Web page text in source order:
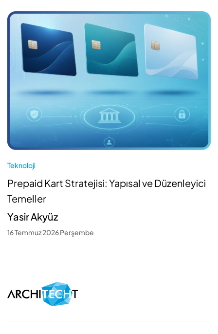
Teknoloji
Prepaid Kart Stratejisi: Yapısal ve Düzenleyici
Temeller
Yasir Akyüz
16 Temmuz 2026 Perşembe